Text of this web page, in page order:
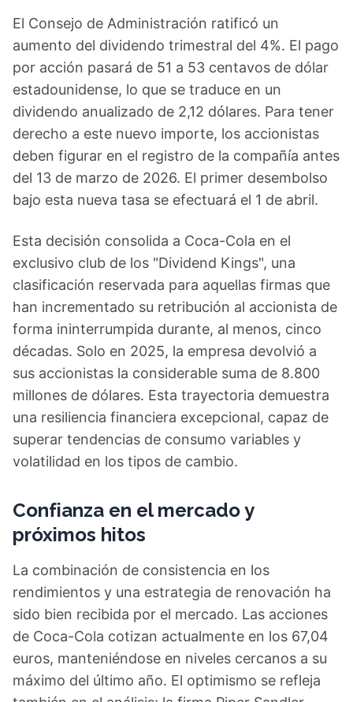
El Consejo de Administración ratificó un
aumento del dividendo trimestral del 4%. El pago
por acción pasará de 51 a 53 centavos de dólar
estadounidense, lo que se traduce en un
dividendo anualizado de 2,12 dólares. Para tener
derecho a este nuevo importe, los accionistas
deben figurar en el registro de la compañía antes
del 13 de marzo de 2026. El primer desembolso
bajo esta nueva tasa se efectuará el 1 de abril.
Esta decisión consolida a Coca-Cola en el
exclusivo club de los "Dividend Kings", una
clasificación reservada para aquellas firmas que
han incrementado su retribución al accionista de
forma ininterrumpida durante, al menos, cinco
décadas. Solo en 2025, la empresa devolvió a
sus accionistas la considerable suma de 8.800
millones de dólares. Esta trayectoria demuestra
una resiliencia financiera excepcional, capaz de
superar tendencias de consumo variables y
volatilidad en los tipos de cambio.
Confianza en el mercado y
próximos hitos
La combinación de consistencia en los
rendimientos y una estrategia de renovación ha
sido bien recibida por el mercado. Las acciones
de Coca-Cola cotizan actualmente en los 67,04
euros, manteniéndose en niveles cercanos a su
máximo del último año. El optimismo se refleja